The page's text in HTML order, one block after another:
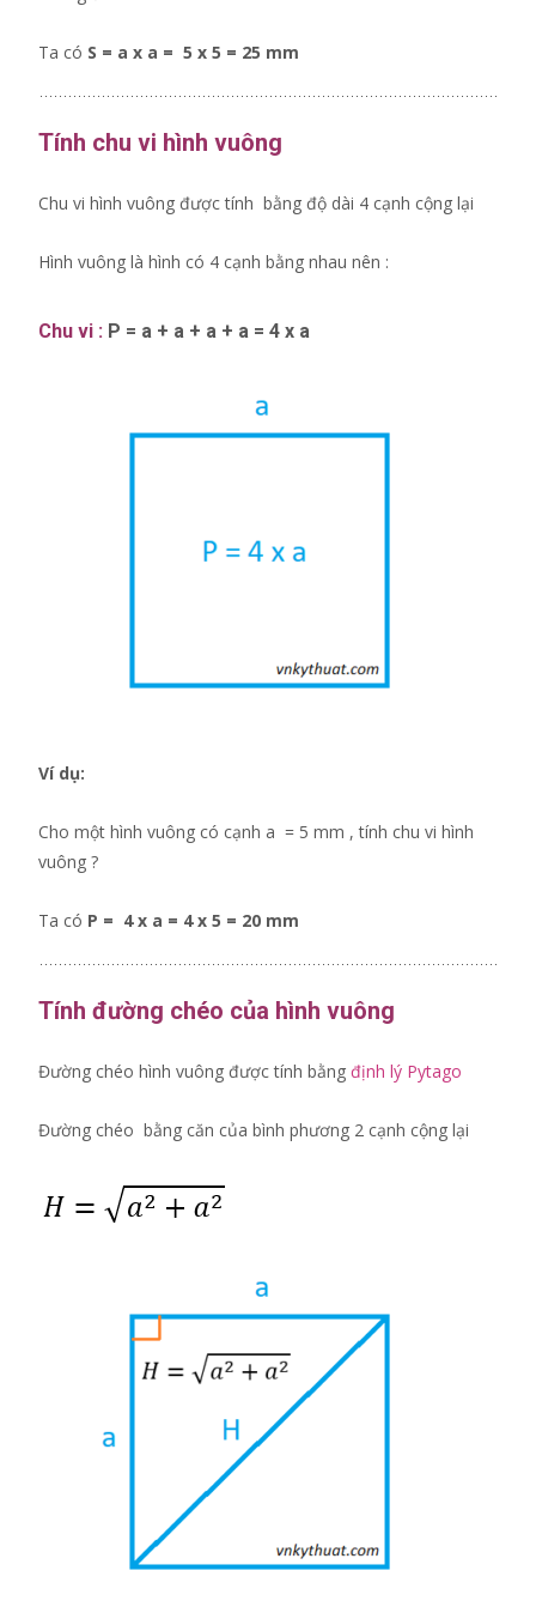
Ta có S = a x a = 5 x 5 = 25 mm
Tính chu vi hình vuông
Chu vi hình vuông được tính bằng độ dài 4 cạnh cộng lại
Hình vuông là hình có 4 cạnh bằng nhau nên :
Chu vi : P = a + a + a + a = 4 x a
Ví dụ:
Cho một hình vuông có cạnh a = 5 mm , tính chu vi hình
vuông ?
Ta có P = 4 x a = 4 x 5 = 20 mm
Tính đường chéo của hình vuông
Đường chéo hình vuông được tính bằng định lý Pytago
Đường chéo bằng căn của bình phương 2 cạnh cộng lại